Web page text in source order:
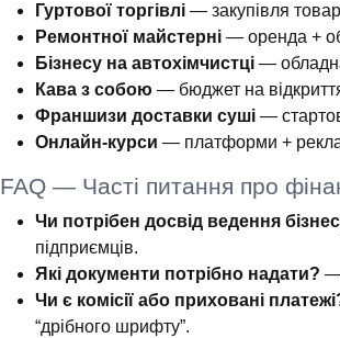
Гуртової торгівлі— закупівля
Ремонтної майстерні— оренда +
Бізнесу на автохімчистці—
Кава з собою — бюджет на
Франшизи доставки суші—
Онлайн-курси — платформи +
FAQ — Часті питання про
Чи потрібен досвід ведення
підприємців.
Які документи потрібно надати? —
Чи є комісії або приховані
“дрібного шрифту”.